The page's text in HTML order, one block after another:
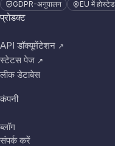
GDPR-अनुपालन EU में होस्टेड
प्रोडक्ट
API डॉक्यूमेंटेशन ↗
स्टेटस पेज ↗
लीक डेटाबेस
कंपनी
ब्लॉग
संपर्क करें